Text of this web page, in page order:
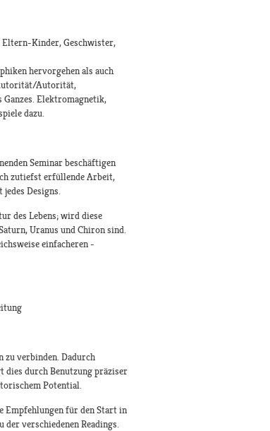
Eltern-Kinder, Geschwister,
hervorgehen als auch
Autorität,
Elektromagnetik,
dazu.
Seminar beschäftigen
zutiefst erfüllende Arbeit,
Designs.
des Lebens; wird diese
Uranus und Chiron sind.
einfacheren -
zu verbinden. Dadurch
dies durch Benutzung präziser
Potential.
Empfehlungen für den Start in
verschiedenen Readings.